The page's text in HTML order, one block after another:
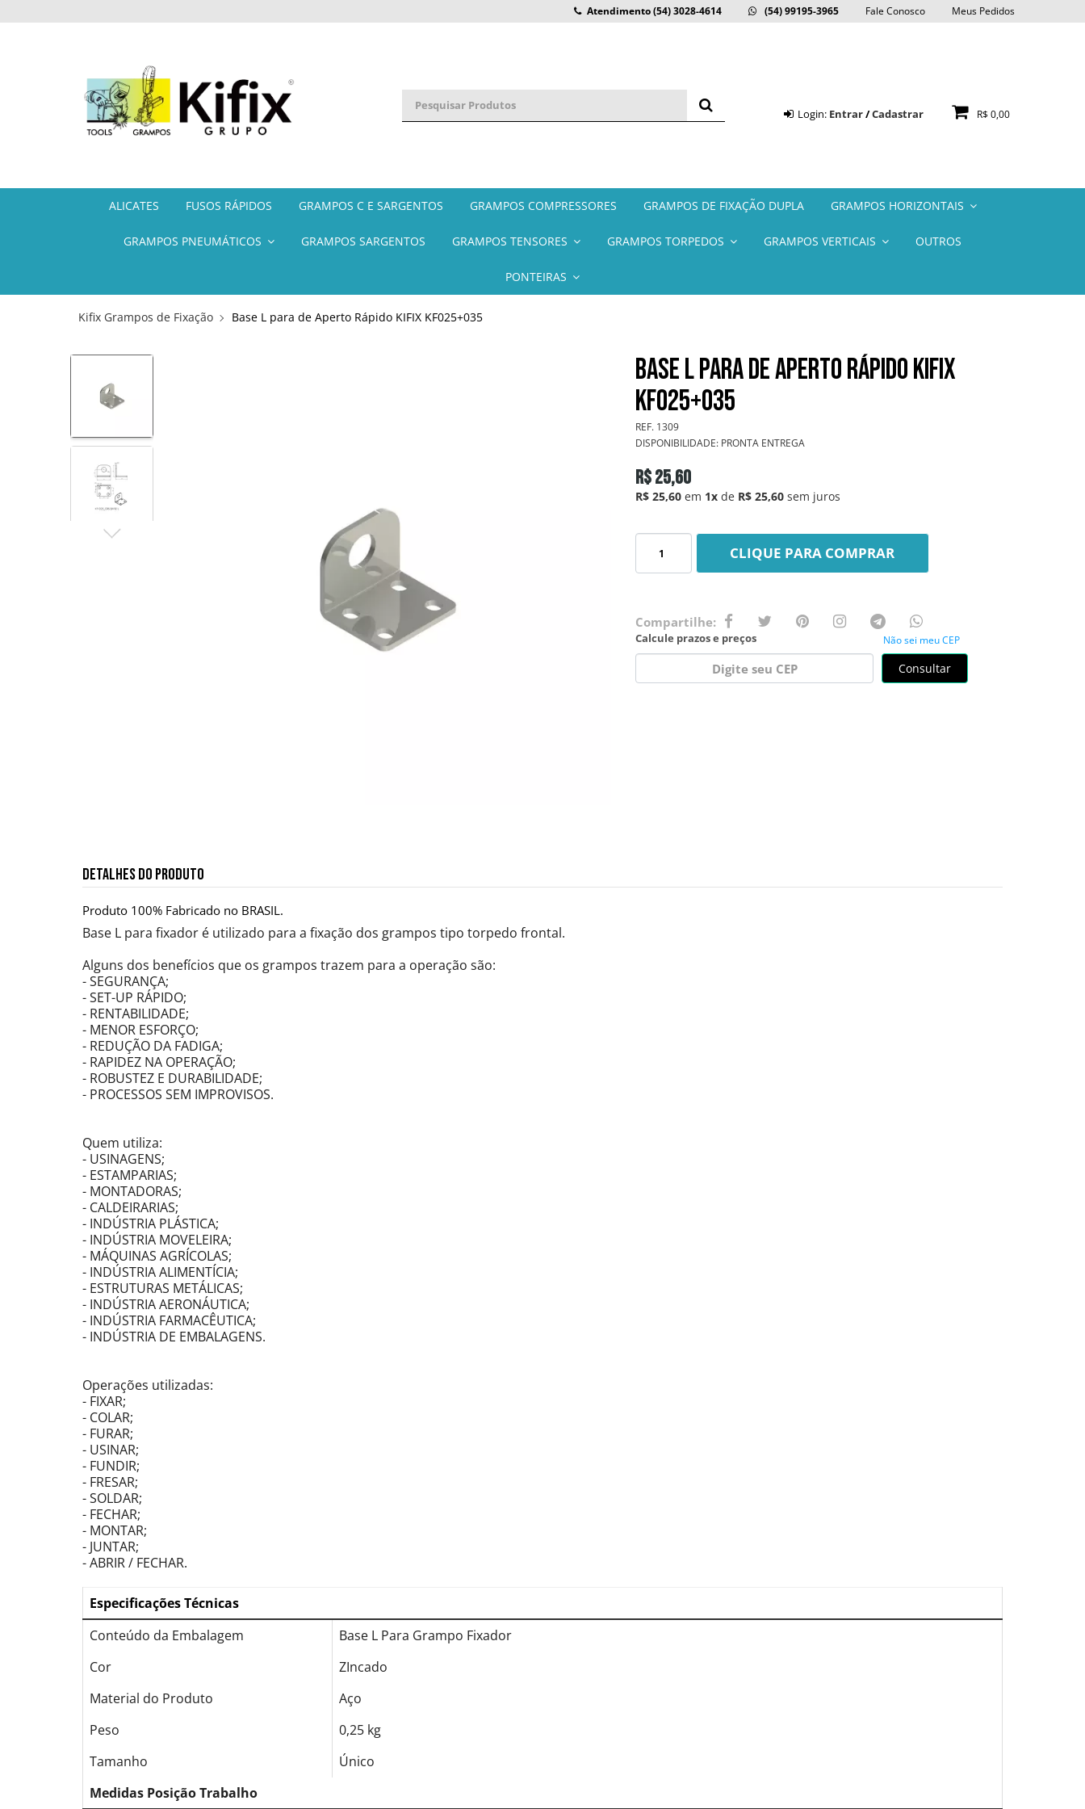
Atendimento(54) 3028-4614 (54) 99195-3965 Fale Conosco Meus Pedidos
Login: Entrar/Cadastrar R$ 0,00
ALICATES FUSOS RÁPIDOS GRAMPOS C E SARGENTOS GRAMPOS COMPRESSORES GRAMPOS DE FIXAÇÃO DUPLA GRAMPOS HORIZONTAIS
GRAMPOS PNEUMÁTICOS GRAMPOS SARGENTOS GRAMPOS TENSORES GRAMPOS TORPEDOS GRAMPOS VERTICAIS OUTROS
PONTEIRAS
Kifix Grampos de Fixação Base L para de Aperto Rápido KIFIX KF025+035
Base L para de Aperto Rápido KIFIX
KF025+035
REF. 1309
DISPONIBILIDADE: PRONTA ENTREGA
R$ 25,60
R$ 25,60 em 1x de R$ 25,60 sem juros
CLIQUE PARA COMPRAR
Não sei meu CEP
Consultar
DETALHES DO PRODUTO
Produto 100% Fabricado no BRASIL.
Base L para fixador é utilizado para a fixação dos grampos tipo torpedo frontal.
Alguns dos benefícios que os grampos trazem para a operação são:
- SEGURANÇA;
- SET-UP RÁPIDO;
- RENTABILIDADE;
- MENOR ESFORÇO;
- REDUÇÃO DA FADIGA;
- RAPIDEZ NA OPERAÇÃO;
- ROBUSTEZ E DURABILIDADE;
- PROCESSOS SEM IMPROVISOS.
Quem utiliza:
- USINAGENS;
- ESTAMPARIAS;
- MONTADORAS;
- CALDEIRARIAS;
- INDÚSTRIA PLÁSTICA;
- INDÚSTRIA MOVELEIRA;
- MÁQUINAS AGRÍCOLAS;
- INDÚSTRIA ALIMENTÍCIA;
- ESTRUTURAS METÁLICAS;
- INDÚSTRIA AERONÁUTICA;
- INDÚSTRIA FARMACÊUTICA;
- INDÚSTRIA DE EMBALAGENS.
Operações utilizadas:
- FIXAR;
- COLAR;
- FURAR;
- USINAR;
- FUNDIR;
- FRESAR;
- SOLDAR;
- FECHAR;
- MONTAR;
- JUNTAR;
- ABRIR / FECHAR.
Especificações Técnicas
Conteúdo da Embalagem
Base L Para Grampo Fixador
Cor
ZIncado
Material do Produto
Aço
Peso
0,25 kg
Tamanho
Único
Medidas Posição Trabalho